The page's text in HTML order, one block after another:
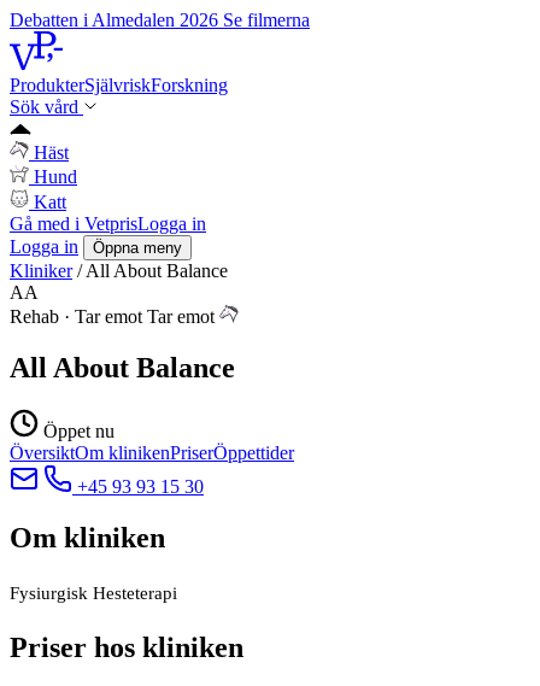
Debatten i Almedalen 2026 Se filmerna
ProdukterSjälvriskForskning
Sök vård
Häst
Hund
Katt
Gå med i VetprisLogga in
Logga in
Öppna meny
Kliniker / All About Balance
AA
Rehab · Tar emot Tar emot
All About Balance
Öppet nu
ÖversiktOm klinikenPriserÖppettider
+45 93 93 15 30
Om kliniken
Fysiurgisk Hesteterapi
Priser hos kliniken